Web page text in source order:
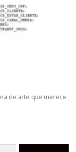
de arte que merece